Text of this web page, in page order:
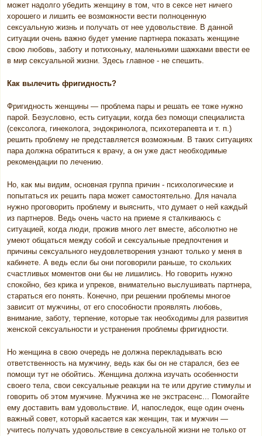
может надолго убедить женщину в том, что в сексе нет ничего
хорошего и лишить ее возможности вести полноценную
сексуальную жизнь и получать от нее удовольствие. В данной
ситуации очень важно будет умение партнера показать женщине
свою любовь, заботу и потихоньку, маленькими шажками ввести ее
в мир сексуальной жизни. Здесь главное - не спешить.
Как вылечить фригидность?
Фригидность женщины — проблема пары и решать ее тоже нужно
парой. Безусловно, есть ситуации, когда без помощи специалиста
(сексолога, гинеколога, эндокринолога, психотерапевта и т. п.)
решить проблему не представляется возможным. В таких ситуациях
пара должна обратиться к врачу, а он уже даст необходимые
рекомендации по лечению.
Но, как мы видим, основная группа причин - психологические и
попытаться их решить пара может самостоятельно. Для начала
нужно проговорить проблему и выяснить, что думает о ней каждый
из партнеров. Ведь очень часто на приеме я сталкиваюсь с
ситуацией, когда люди, прожив много лет вместе, абсолютно не
умеют общаться между собой и сексуальные предпочтения и
причины сексуального неудовлетворения узнают только у меня в
кабинете. А ведь если бы они поговорили раньше, то скольких
счастливых моментов они бы не лишились. Но говорить нужно
спокойно, без крика и упреков, внимательно выслушивать партнера,
стараться его понять. Конечно, при решении проблемы многое
зависит от мужчины, от его способности проявлять любовь,
внимание, заботу, терпение, которые так необходимы для развития
женской сексуальности и устранения проблемы фригидности.
Но женщина в свою очередь не должна перекладывать всю
ответственность на мужчину, ведь как бы он не старался, без ее
помощи тут не обойтись. Женщина должна изучать особенности
своего тела, свои сексуальные реакции на те или другие стимулы и
говорить об этом мужчине. Мужчина же не экстрасенс... Помогайте
ему доставить вам удовольствие. И, напоследок, еще один очень
важный совет, который касается как женщин, так и мужчин —
учитесь получать удовольствие в сексуальной жизни не только от